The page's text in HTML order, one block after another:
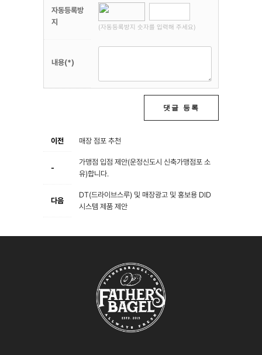
자동등록방
지
(자동등록방지 숫자를 입력해 주세요)
내용(*)
댓글 등록
이전 매장 점포 추천
-
가맹점 입점 제안(운정신도시 신축가맹점포 소
유)합니다.
다음
DT(드라이브스루) 및 매장광고 및 홍보용 DID
시스템 제품 제안